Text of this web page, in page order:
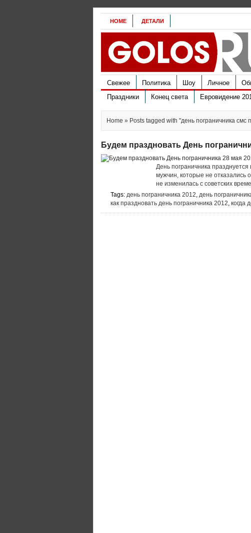
HOME ДЕТАЛИ
Свежее Политика Шоу Личное
Праздники
Конец света Евровидение
Home » Posts tagged with "день пограничника смс
Будем праздновать День
День пограничника
мужчин, которые не отказались
не изменилась с советских
Tags: день пограничника 2012, день
как праздновать день пограничника 2012, когда